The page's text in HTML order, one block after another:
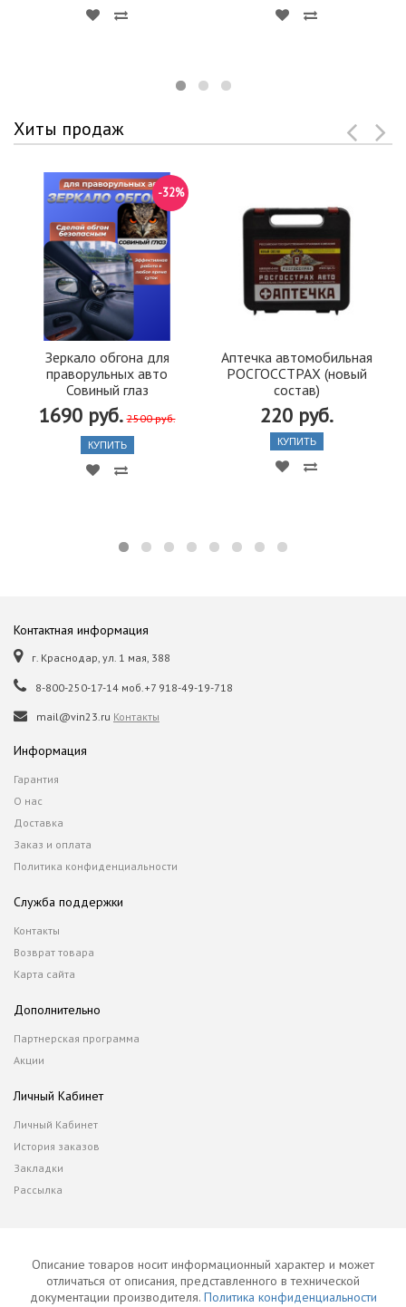
Хиты продаж
Зеркало обгона для
праворульных авто
Совиный глаз
1690 руб. 2500 руб.
-32%
КУПИТЬ
Аптечка автомобильная
РОСГОССТРАХ (новый
состав)
220 руб.
КУПИТЬ
Контактная информация
г. Краснодар, ул. 1 мая, 388
8-800-250-17-14 моб.+7 918-49-19-718
mail@vin23.ru Контакты
Информация
Гарантия
О нас
Доставка
Заказ и оплата
Политика конфиденциальности
Служба поддержки
Контакты
Возврат товара
Карта сайта
Дополнительно
Партнерская программа
Акции
Личный Кабинет
Личный Кабинет
История заказов
Закладки
Рассылка
Описание товаров носит информационный характер и может
отличаться от описания, представленного в технической
документации производителя. Политика конфиденциальности